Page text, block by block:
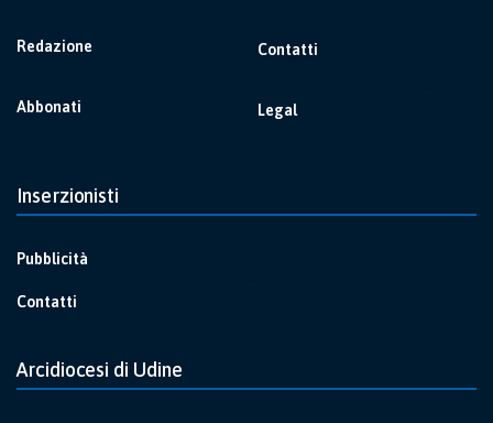
Redazione
Abbonati
Contatti
Legal
Inserzionisti
Pubblicità
Contatti
Arcidiocesi di Udine